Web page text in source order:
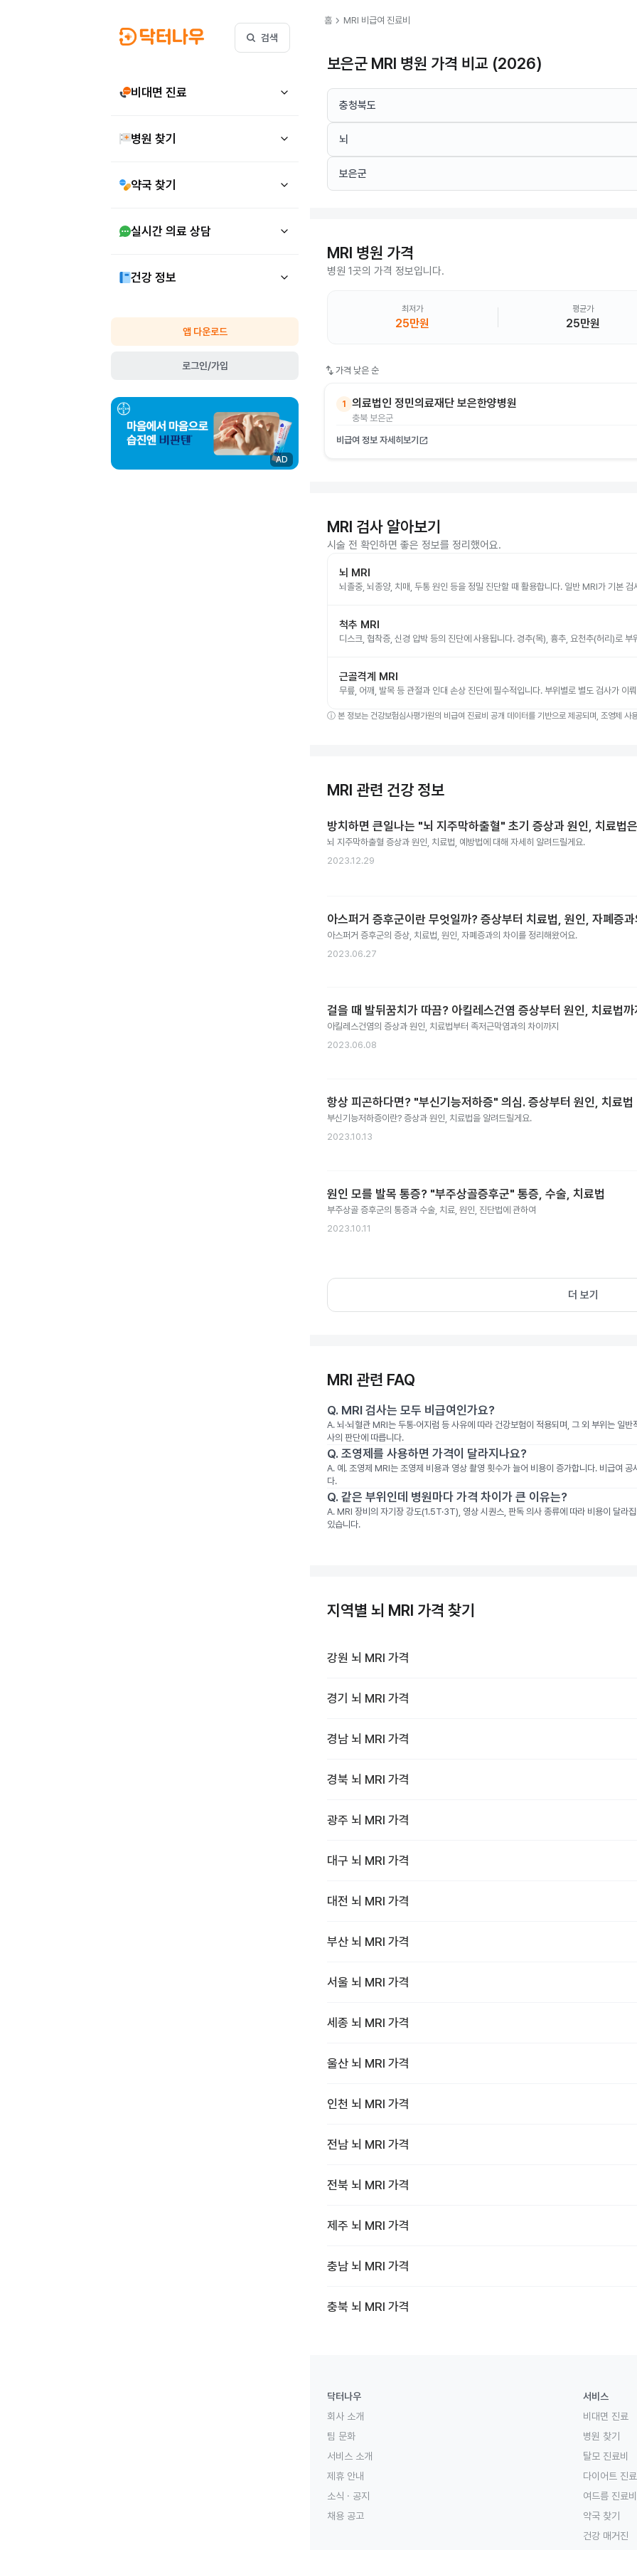
검색
비대면 진료
병원 찾기
약국 찾기
실시간 의료 상담
건강 정보
앱 다운로드
로그인/가입
AD
홈 chevron_right MRI 비급여 진료비
보은군 MRI 병원 가격 비교 (2026)
충청북도
뇌
보은군
MRI 병원 가격
병원 1곳의 가격 정보입니다.
최저가
25만원
평균가
25만원
swap_vert 가격 낮은 순
1 의료법인 정민의료재단 보은한양병원
충북 보은군
비급여 정보 자세히보기 open_in_new
MRI 검사 알아보기
시술 전 확인하면 좋은 정보를 정리했어요.
뇌 MRI
뇌졸중, 뇌종양, 치매, 두통 원인 등을 정밀 진단할 때 활용합니다. 일반 MRI가 기본 검
척추 MRI
디스크, 협착증, 신경 압박 등의 진단에 사용됩니다. 경추(목), 흉추, 요천추(허리)로 부
근골격계 MRI
무릎, 어깨, 발목 등 관절과 인대 손상 진단에 필수적입니다. 부위별로 별도 검사가 이
ⓘ 본 정보는 건강보험심사평가원의 비급여 진료비 공개 데이터를 기반으로 제공되며, 조영제
MRI 관련 건강 정보
방치하면 큰일나는 "뇌 지주막하출혈" 초기 증상과 원인, 치료법
뇌 지주막하출혈 증상과 원인, 치료법, 예방법에 대해 자세히 알려드릴게요.
2023.12.29
아스퍼거 증후군이란 무엇일까? 증상부터 치료법, 원인, 자폐증과
아스퍼거 증후군의 증상, 치료법, 원인, 자폐증과의 차이를 정리해왔어요.
2023.06.27
걸을 때 발뒤꿈치가 따끔? 아킬레스건염 증상부터 원인, 치료법까
아킬레스건염의 증상과 원인, 치료법부터 족저근막염과의 차이까지
2023.06.08
항상 피곤하다면? "부신기능저하증" 의심. 증상부터 원인, 치료법
부신기능저하증이란? 증상과 원인, 치료법을 알려드릴게요.
2023.10.13
원인 모를 발목 통증? "부주상골증후군" 통증, 수술, 치료법
부주상골 증후군의 통증과 수술, 치료, 원인, 진단법에 관하여
2023.10.11
더 보기
MRI 관련 FAQ
Q. MRI 검사는 모두 비급여인가요?
A. 뇌·뇌혈관 MRI는 두통·어지럼 등 사유에 따라 건강보험이 적용되며, 그 외 부위는 일
사의 판단에 따릅니다.
Q. 조영제를 사용하면 가격이 달라지나요?
A. 예. 조영제 MRI는 조영제 비용과 영상 촬영 횟수가 늘어 비용이 증가합니다. 비급여
다.
Q. 같은 부위인데 병원마다 가격 차이가 큰 이유는?
A. MRI 장비의 자기장 강도(1.5T·3T), 영상 시퀀스, 판독 의사 종류에 따라 비용이 달라
있습니다.
지역별 뇌 MRI 가격 찾기
강원 뇌 MRI 가격
경기 뇌 MRI 가격
경남 뇌 MRI 가격
경북 뇌 MRI 가격
광주 뇌 MRI 가격
대구 뇌 MRI 가격
대전 뇌 MRI 가격
부산 뇌 MRI 가격
서울 뇌 MRI 가격
세종 뇌 MRI 가격
울산 뇌 MRI 가격
인천 뇌 MRI 가격
전남 뇌 MRI 가격
전북 뇌 MRI 가격
제주 뇌 MRI 가격
충남 뇌 MRI 가격
충북 뇌 MRI 가격
닥터나우
회사 소개
팀 문화
서비스 소개
제휴 안내
소식 · 공지
채용 공고
서비스
비대면 진료
병원 찾기
탈모 진료비
다이어트 진료
여드름 진료비
약국 찾기
건강 매거진